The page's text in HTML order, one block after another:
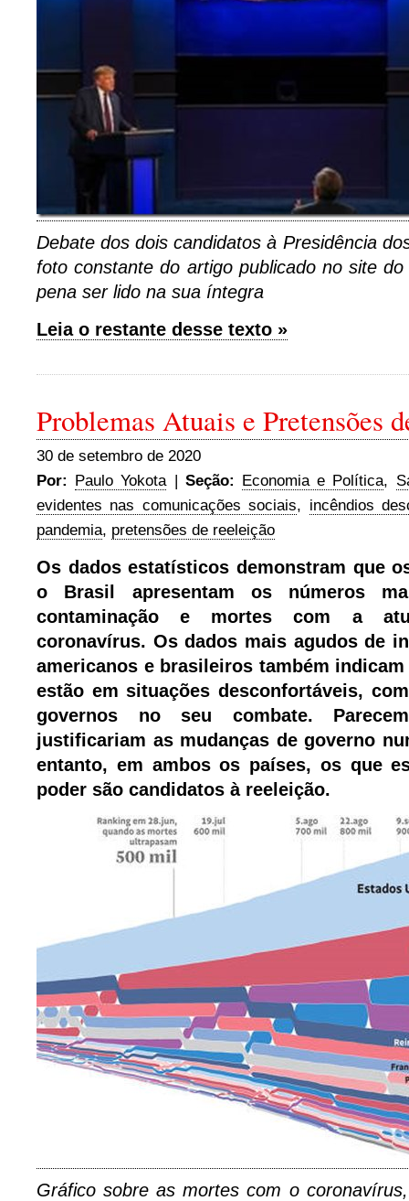
Debate dos dois candidatos à Presidência
foto constante do artigo publicado no site
pena ser lido na sua íntegra
Leia o restante desse texto »
Problemas Atuais e Pretensões
30 de setembro de 2020
Por: Paulo Yokota| Seção: Economia e Política,
evidentes nas comunicações sociais, incêndios
pandemia, pretensões de reeleição
Os dados estatísticos demonstram que
o Brasil apresentam os números
contaminação e mortes com a
coronavírus. Os dados mais agudos de
americanos e brasileiros também
estão em situações desconfortáveis,
governos no seu combate.
justificariam as mudanças de governo
entanto, em ambos os países, os que
poder são candidatos à reeleição.
Gráfico sobre as mortes com o